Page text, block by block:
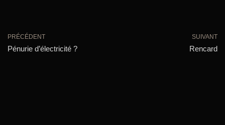
PRÉCÉDENT
Pénurie d’électricité ?
SUIVANT
Rencard